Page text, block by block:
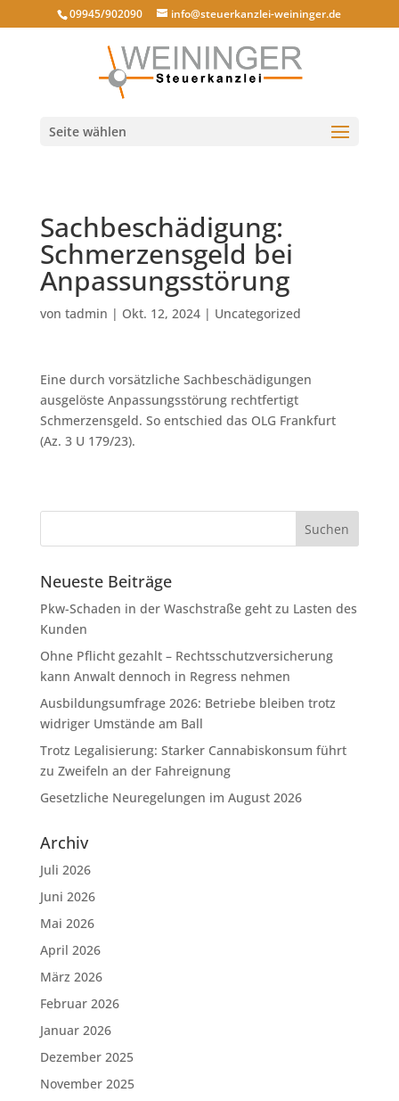
09945/902090 info@steuerkanzlei-weininger.de
Seite wählen
Sachbeschädigung:
Schmerzensgeld bei
Anpassungsstörung
von tadmin | Okt. 12, 2024| Uncategorized
Eine durch vorsätzliche Sachbeschädigungen
ausgelöste Anpassungsstörung rechtfertigt
Schmerzensgeld. So entschied das OLG Frankfurt
(Az. 3 U 179/23).
Neueste Beiträge
Pkw-Schaden in der Waschstraße geht zu Lasten des
Kunden
Ohne Pflicht gezahlt – Rechtsschutzversicherung
kann Anwalt dennoch in Regress nehmen
Ausbildungsumfrage 2026: Betriebe bleiben trotz
widriger Umstände am Ball
Trotz Legalisierung: Starker Cannabiskonsum führt
zu Zweifeln an der Fahreignung
Gesetzliche Neuregelungen im August 2026
Archiv
Juli 2026
Juni 2026
Mai 2026
April 2026
März 2026
Februar 2026
Januar 2026
Dezember 2025
November 2025